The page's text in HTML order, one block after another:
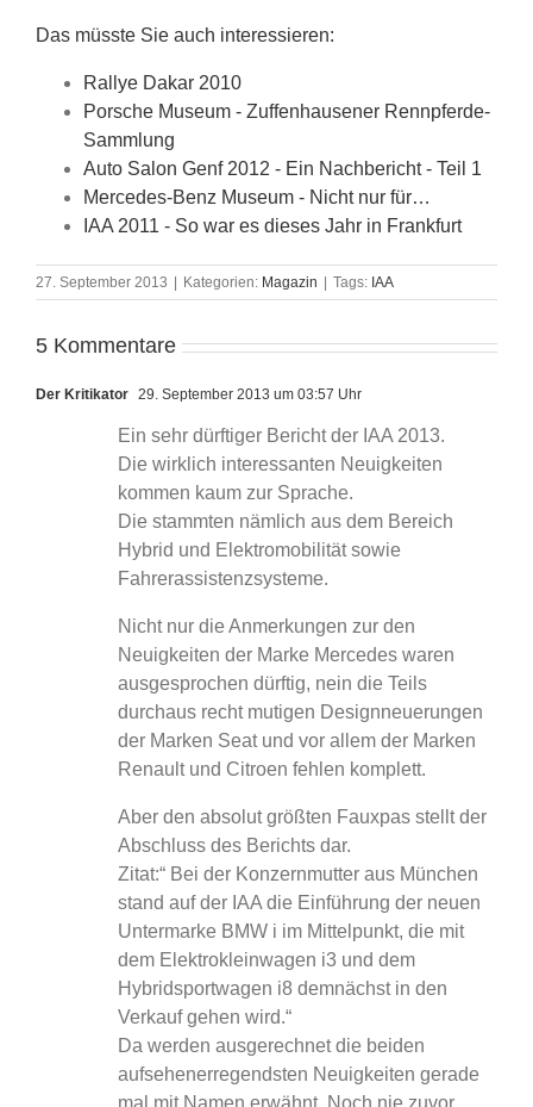
Das müsste Sie auch interessieren:
Rallye Dakar 2010
Porsche Museum - Zuffenhausener Rennpferde-
Sammlung
Auto Salon Genf 2012 - Ein Nachbericht - Teil 1
Mercedes-Benz Museum - Nicht nur für…
IAA 2011 - So war es dieses Jahr in Frankfurt
27. September 2013 Kategorien: Magazin Tags: IAA
5 Kommentare
Der Kritikator 29. September 2013 um 03:57 Uhr
Ein sehr dürftiger Bericht der IAA 2013.
Die wirklich interessanten Neuigkeiten
kommen kaum zur Sprache.
Die stammten nämlich aus dem Bereich
Hybrid und Elektromobilität sowie
Fahrerassistenzsysteme.
Nicht nur die Anmerkungen zur den
Neuigkeiten der Marke Mercedes waren
ausgesprochen dürftig, nein die Teils
durchaus recht mutigen Designneuerungen
der Marken Seat und vor allem der Marken
Renault und Citroen fehlen komplett.
Aber den absolut größten Fauxpas stellt der
Abschluss des Berichts dar.
Zitat:“ Bei der Konzernmutter aus München
stand auf der IAA die Einführung der neuen
Untermarke BMW i im Mittelpunkt, die mit
dem Elektrokleinwagen i3 und dem
Hybridsportwagen i8 demnächst in den
Verkauf gehen wird.“
Da werden ausgerechnet die beiden
aufsehenerregendsten Neuigkeiten gerade
mal mit Namen erwähnt. Noch nie zuvor